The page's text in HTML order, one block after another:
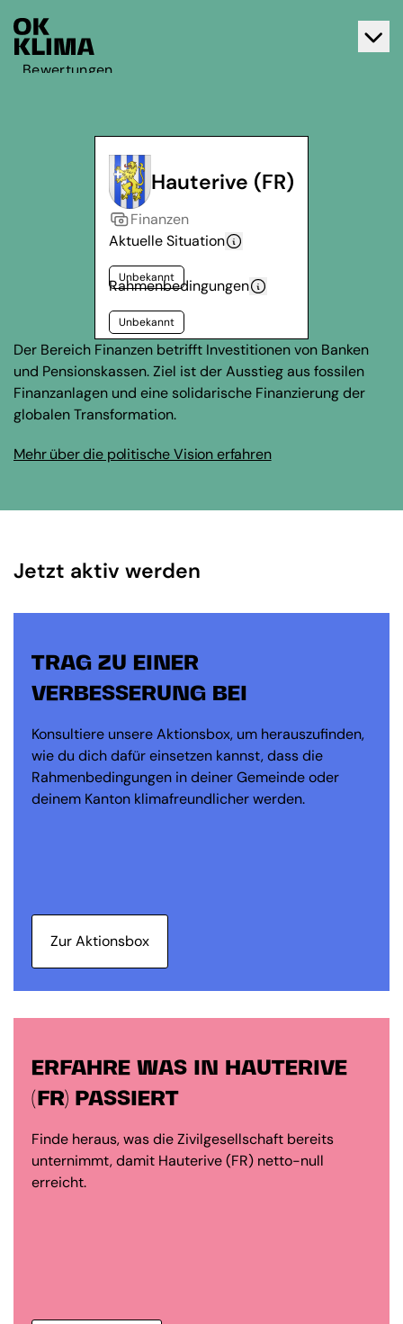
Bewertungen
Hauterive (FR)
Finanzen
Aktuelle Situation
Unbekannt
Rahmenbedingungen
Unbekannt
Der Bereich Finanzen betrifft Investitionen von Banken
und Pensionskassen. Ziel ist der Ausstieg aus fossilen
Finanzanlagen und eine solidarische Finanzierung der
globalen Transformation.
Mehr über die politische Vision erfahren
Jetzt aktiv werden
TRAG ZU EINER
VERBESSERUNG BEI
Konsultiere unsere Aktionsbox, um herauszufinden,
wie du dich dafür einsetzen kannst, dass die
Rahmenbedingungen in deiner Gemeinde oder
deinem Kanton klimafreundlicher werden.
Zur Aktionsbox
ERFAHRE WAS IN HAUTERIVE
(FR) PASSIERT
Finde heraus, was die Zivilgesellschaft bereits
unternimmt, damit Hauterive (FR) netto-null
erreicht.